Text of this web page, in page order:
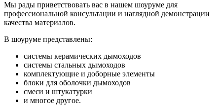
Мы рады приветствовать вас в нашем шоуруме для
профессиональной консультации и наглядной демонстрации
качества материалов.
В шоуруме представлены:
системы керамических дымоходов
системы стальных дымоходов
комплектующие и доборные элементы
блоки для оболочки дымоходов
смеси и штукатурки
и многое другое.